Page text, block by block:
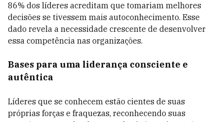
86% dos líderes acreditam que tomariam melhores
decisões se tivessem mais autoconhecimento. Esse
dado revela a necessidade crescente de desenvolver
essa competência nas organizações.
Bases para uma liderança consciente e
autêntica
Líderes que se conhecem estão cientes de suas
próprias forças e fraquezas, reconhecendo suas